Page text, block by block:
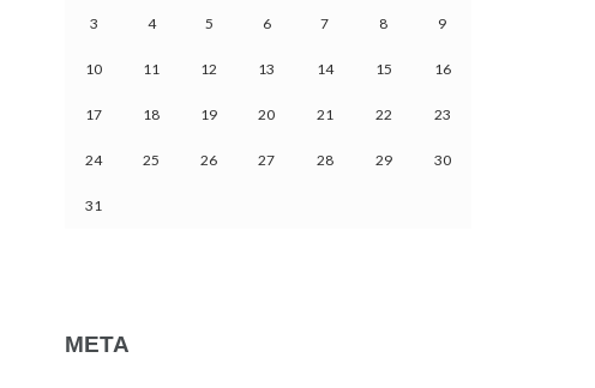
3 4 5 6 7 8 9
10 11 12 13 14 15 16
17 18 19 20 21 22 23
24 25 26 27 28 29 30
31
МЕТА